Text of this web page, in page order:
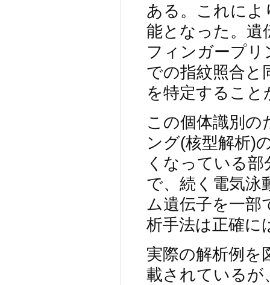
ある。これによ
能となった。遺
フィンガープリ
での指紋照合と
を特定するこ
この個体識別
ング(核型解析)
くなっている
で、続く電気泳
ム遺伝子を一部
析手法は正確に
実際の解析例を
載されているが